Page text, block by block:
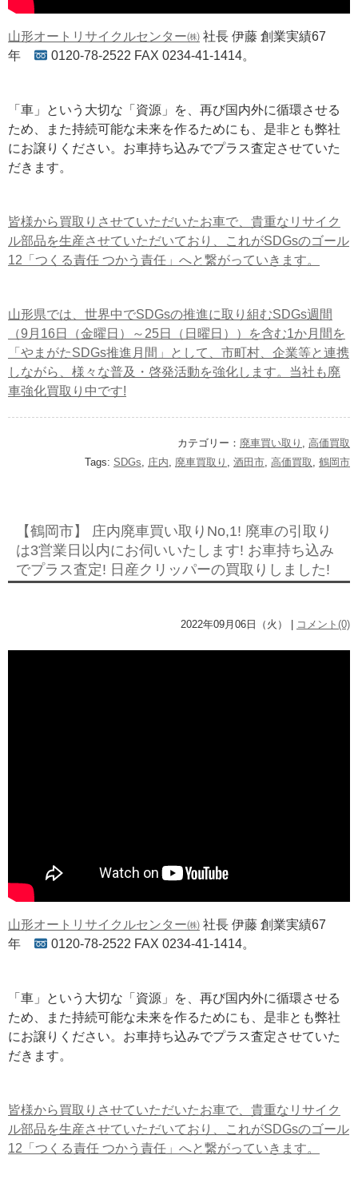
山形オートリサイクルセンター㈱ 社長 伊藤 創業実績67
年
0120-78-2522 FAX 0234-41-1414。
「車」という大切な「資源」を、再び国内外に循環させる
ため、また持続可能な未来を作るためにも、是非とも弊社
にお譲りください。お車持ち込みでプラス査定させていた
だきます。
皆様から買取りさせていただいたお車で、貴重なリサイク
ル部品を生産させていただいており、これがSDGsのゴール
12「つくる責任 つかう責任」へと繋がっていきます。
山形県では、世界中でSDGsの推進に取り組むSDGs週間
（9月16日（金曜日）～25日（日曜日））を含む1か月間を
「やまがたSDGs推進月間」として、市町村、企業等と連携
しながら、様々な普及・啓発活動を強化します。当社も廃
車強化買取り中です!
カテゴリー： 廃車買い取り
高価買取
Tags: SDGs 庄内 廃車買取り 酒田市 高価買取 鶴岡市
【鶴岡市】 庄内廃車買い取りNo,1! 廃車の引取り
は3営業日以内にお伺いいたします! お車持ち込み
でプラス査定! 日産クリッパーの買取りしました!
2022年09月06日（火） | コメント(0)
山形オートリサイクルセンター㈱ 社長 伊藤 創業実績67
年
0120-78-2522 FAX 0234-41-1414。
「車」という大切な「資源」を、再び国内外に循環させる
ため、また持続可能な未来を作るためにも、是非とも弊社
にお譲りください。お車持ち込みでプラス査定させていた
だきます。
皆様から買取りさせていただいたお車で、貴重なリサイク
ル部品を生産させていただいており、これがSDGsのゴール
12「つくる責任 つかう責任」へと繋がっていきます。